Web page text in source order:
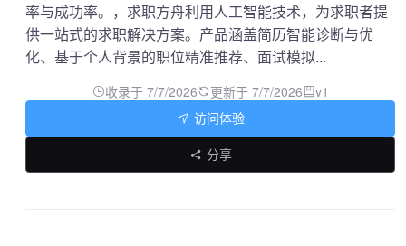
率与成功率。，求职方舟利用人工智能技术，为求职者提
供一站式的求职解决方案。产品涵盖简历智能诊断与优
化、基于个人背景的职位精准推荐、面试模拟...
收录于 7/7/2026 更新于 7/7/2026 v1
访问体验
分享